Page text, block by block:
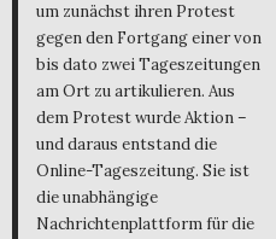
um zunächst ihren Protest
gegen den Fortgang einer von
bis dato zwei Tageszeitungen
am Ort zu artikulieren. Aus
dem Protest wurde Aktion –
und daraus entstand die
Online-Tageszeitung. Sie ist
die unabhängige
Nachrichtenplattform für die